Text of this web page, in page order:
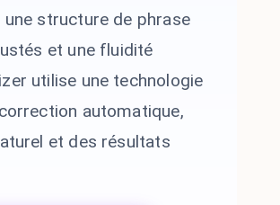
structure de phrase
et une fluidité
utilise une technologie
automatique,
et des résultats